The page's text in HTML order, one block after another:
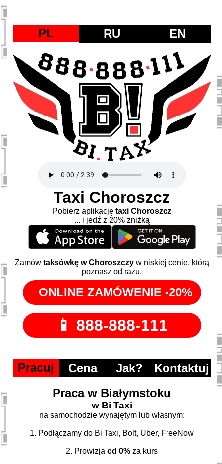
PL RU EN
Taxi Choroszcz
Pobierz aplikację taxi Choroszcz
... i jedź z 20% zniżką
Zamów taksówkę w Choroszczy w niskiej cenie, którą
poznasz od razu.
Pracuj Cena Jak?
Kontaktuj
Praca w Białymstoku
w Bi Taxi
na samochodzie wynajętym lub własnym:
1. Podłączamy do Bi Taxi, Bolt, Uber, FreeNow
2. Prowizjaod 0% za kurs